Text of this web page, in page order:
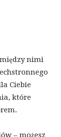
nimi
Ciebie
które
– możesz